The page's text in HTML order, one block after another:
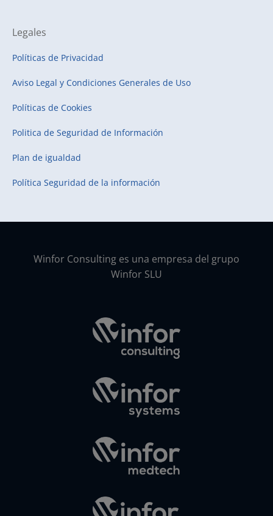
Legales
Políticas de Privacidad
Aviso Legal y Condiciones Generales de Uso
Políticas de Cookies
Politica de Seguridad de Información
Plan de igualdad
Política Seguridad de la información
Winfor Consulting es una empresa del grupo
Winfor SLU